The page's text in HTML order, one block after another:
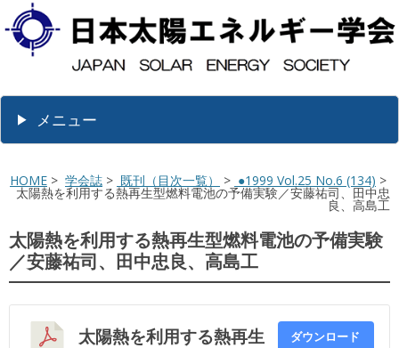
メニュー
HOME > 学会誌 > 既刊（目次一覧） > ●1999 Vol.25 No.6 (134) >
太陽熱を利用する熱再生型燃料電池の予備実験／安藤祐司、田中忠
良、高島工
太陽熱を利用する熱再生型燃料電池の予備実験
／安藤祐司、田中忠良、高島工
太陽熱を利用する熱再生
ダウンロード